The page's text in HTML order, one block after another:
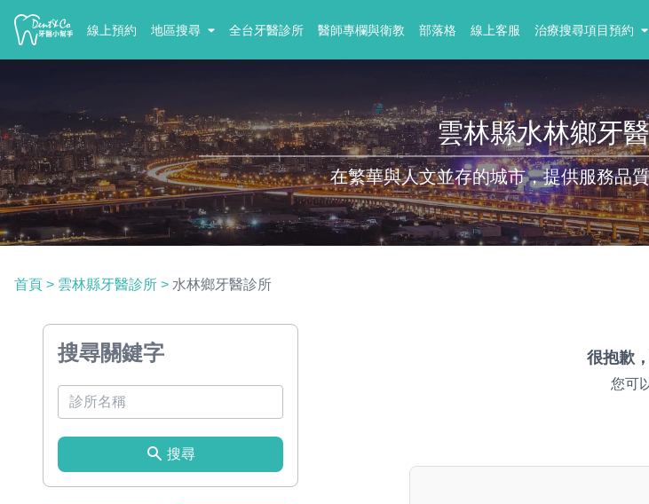
線上預約 地區搜尋 全台牙醫診所 醫師專欄與衛教 部落格 線上客服 治療搜尋項目預約
雲林縣水林鄉牙
在繁華與人文並存的城市，提供服務品
首頁 > 雲林縣牙醫診所 > 水林鄉牙醫診所
搜尋關鍵字
搜尋
很抱歉
您可